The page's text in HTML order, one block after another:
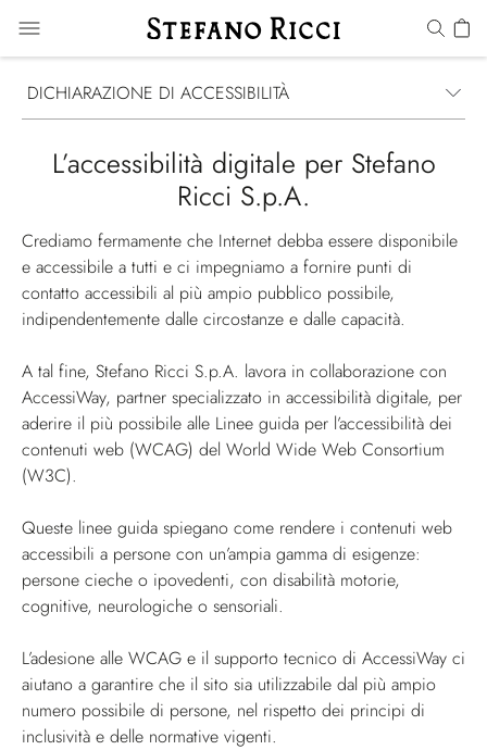
DICHIARAZIONE DI ACCESSIBILITÀ
L’accessibilità digitale per Stefano
Ricci S.p.A.
Crediamo fermamente che Internet debba essere disponibile
e accessibile a tutti e ci impegniamo a fornire punti di
contatto accessibili al più ampio pubblico possibile,
indipendentemente dalle circostanze e dalle capacità.
A tal fine, Stefano Ricci S.p.A. lavora in collaborazione con
AccessiWay, partner specializzato in accessibilità digitale, per
aderire il più possibile alle Linee guida per l’accessibilità dei
contenuti web (WCAG) del World Wide Web Consortium
(W3C).
Queste linee guida spiegano come rendere i contenuti web
accessibili a persone con un’ampia gamma di esigenze:
persone cieche o ipovedenti, con disabilità motorie,
cognitive, neurologiche o sensoriali.
L’adesione alle WCAG e il supporto tecnico di AccessiWay ci
aiutano a garantire che il sito sia utilizzabile dal più ampio
numero possibile di persone, nel rispetto dei principi di
inclusività e delle normative vigenti.